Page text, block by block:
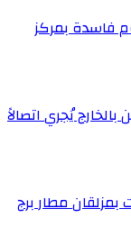
لحوم فاسدة بمركز
يُجري اتصالاً
مطار برج